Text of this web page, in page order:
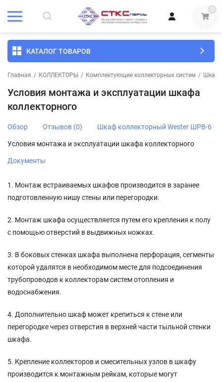
0
КАТАЛОГ ТОВАРОВ
Главная / КОЛЛЕКТОРЫ / Комплектующие коллекторных систем / Шкаф
Условия монтажа и эксплуатации шкафа
коллекторного
Обзор Отзывов (0) Шкаф коллекторный Wester ШРВ-6
Условия монтажа и эксплуатации шкафа коллекторного
Документы
1. Монтаж встраиваемых шкафов производится в заранее
подготовленную нишу стены или перегородки.
2. Монтаж шкафа осуществляется путем его крепления к полу
с помощью отверстий в выдвижных ножках.
3. В боковых стенках шкафа выполнена перфорация, сегменты
которой удалятся в необходимом месте для подсоединения
трубопроводов к коллекторам систем отопления и
водоснабжения.
4. Дополнительно шкаф может крепиться к стене или
перегородке через отверстия в верхней части тыльной стенки
шкафа.
5. Крепление коллекторов и смесительных узлов в шкафу
производится к монтажным рейкам, которые могут